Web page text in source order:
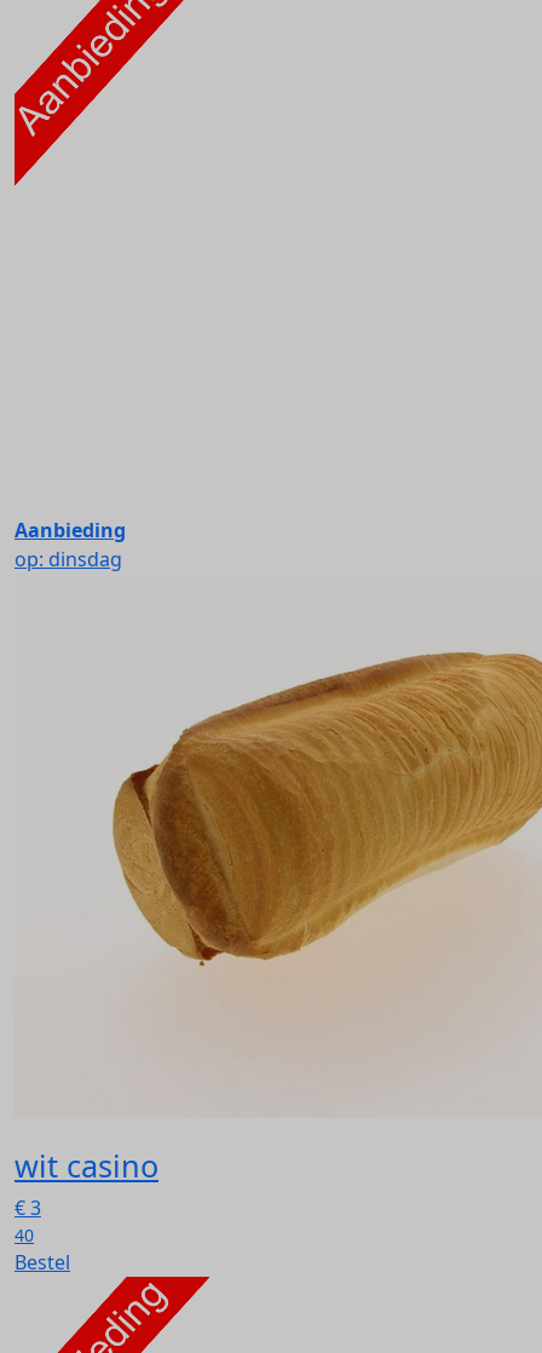
Aanbieding
op: dinsdag
wit casino
€3
40
Bestel